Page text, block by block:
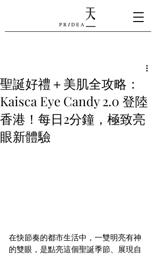
聖誕好禮＋美肌全攻略：
Kaisca Eye Candy 2.0 登陸
香港！每日2分鐘，極致亮
眼新體驗
在快節奏的都市生活中，一雙明亮有神
的雙眼，是點亮這個聖誕季節、展現自